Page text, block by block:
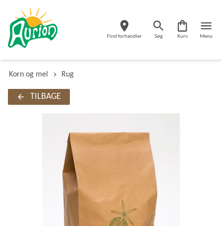
Find forhandler Søg Kurv Menu
Korn og mel Rug
TILBAGE